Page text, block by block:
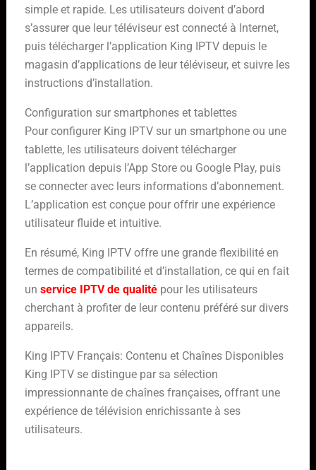
simple et rapide. Les utilisateurs doivent d’abord
s’assurer que leur téléviseur est connecté à Internet,
puis télécharger l’application King IPTV depuis le
magasin d’applications de leur téléviseur, et suivre les
instructions d’installation.
Configuration sur smartphones et tablettes
Pour configurer King IPTV sur un smartphone ou une
tablette, les utilisateurs doivent télécharger
l’application depuis l’App Store ou Google Play, puis
se connecter avec leurs informations d’abonnement.
L’application est conçue pour offrir une expérience
utilisateur fluide et intuitive.
En résumé, King IPTV offre une grande flexibilité en
termes de compatibilité et d’installation, ce qui en fait
un service IPTV de qualité pour les utilisateurs
cherchant à profiter de leur contenu préféré sur divers
appareils.
King IPTV Français: Contenu et Chaînes Disponibles
King IPTV se distingue par sa sélection
impressionnante de chaînes françaises, offrant une
expérience de télévision enrichissante à ses
utilisateurs.